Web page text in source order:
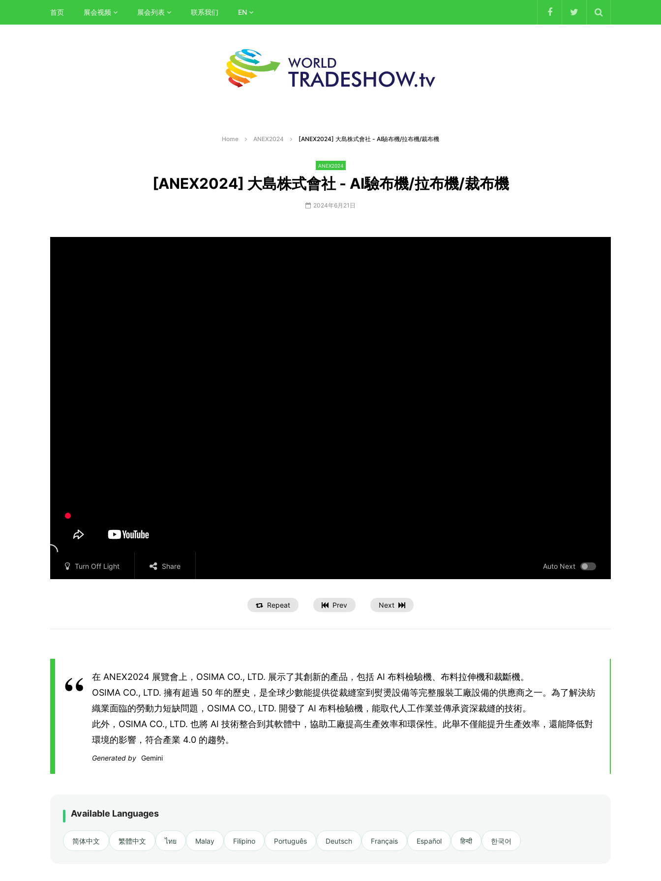
首页 展会视频 展会列表 联系我们 EN
Home ANEX2024 [ANEX2024] 大島株式會社 - AI驗布機/拉布機/裁布機
ANEX2024
[ANEX2024] 大島株式會社 - AI驗布機/拉布機/裁布機
2024年6月21日
Turn Off Light Share Auto Next
Repeat Prev Next
在 ANEX2024 展覽會上，OSIMA CO., LTD. 展示了其創新的產品，包括 AI 布料檢驗機、布料拉伸機和裁斷機。
OSIMA CO., LTD. 擁有超過 50 年的歷史，是全球少數能提供從裁縫室到熨燙設備等完整服裝工廠設備的供應商之一。為了解決紡
織業面臨的勞動力短缺問題，OSIMA CO., LTD. 開發了 AI 布料檢驗機，能取代人工作業並傳承資深裁縫的技術。
此外，OSIMA CO., LTD. 也將 AI 技術整合到其軟體中，協助工廠提高生產效率和環保性。此舉不僅能提升生產效率，還能降低對
環境的影響，符合產業 4.0 的趨勢。
Generated by Gemini
Available Languages
简体中文 繁體中文 ไทย Malay Filipino Português Deutsch Français Español हिन्दी 한국어